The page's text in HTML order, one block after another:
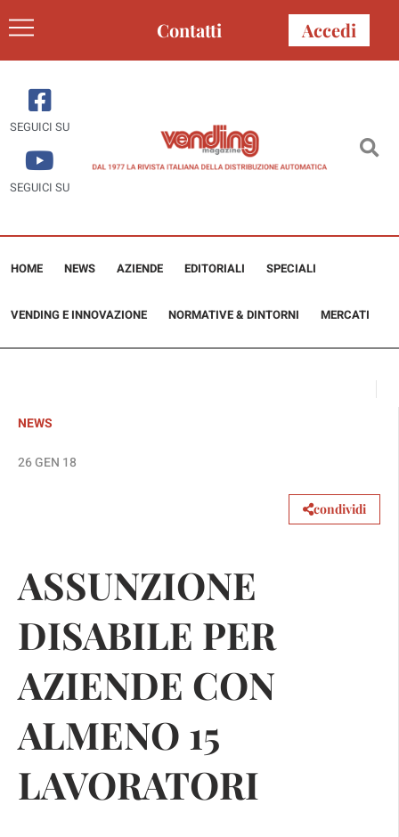
Contatti Accedi
SEGUICI SU
SEGUICI SU
HOME NEWS AZIENDE EDITORIALI SPECIALI
VENDING E INNOVAZIONE NORMATIVE & DINTORNI MERCATI
NEWS
26 GEN 18
condividi
ASSUNZIONE
DISABILE PER
AZIENDE CON
ALMENO 15
LAVORATORI